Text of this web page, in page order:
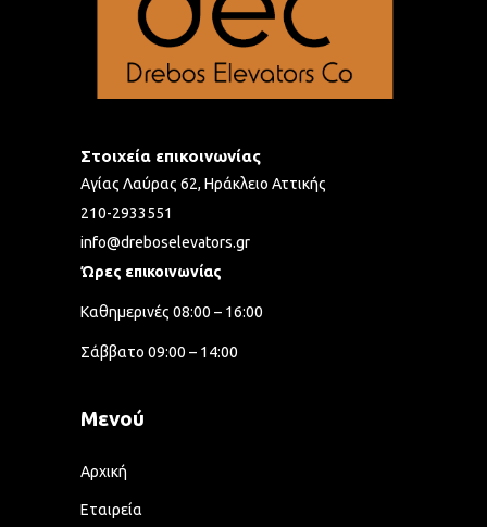
Στοιχεία επικοινωνίας
Αγίας Λαύρας 62, Ηράκλειο Αττικής
210-2933551
info@dreboselevators.gr
Ώρες επικοινωνίας
Καθημερινές 08:00 – 16:00
Σάββατο 09:00 – 14:00
Μενού
Αρχική
Εταιρεία